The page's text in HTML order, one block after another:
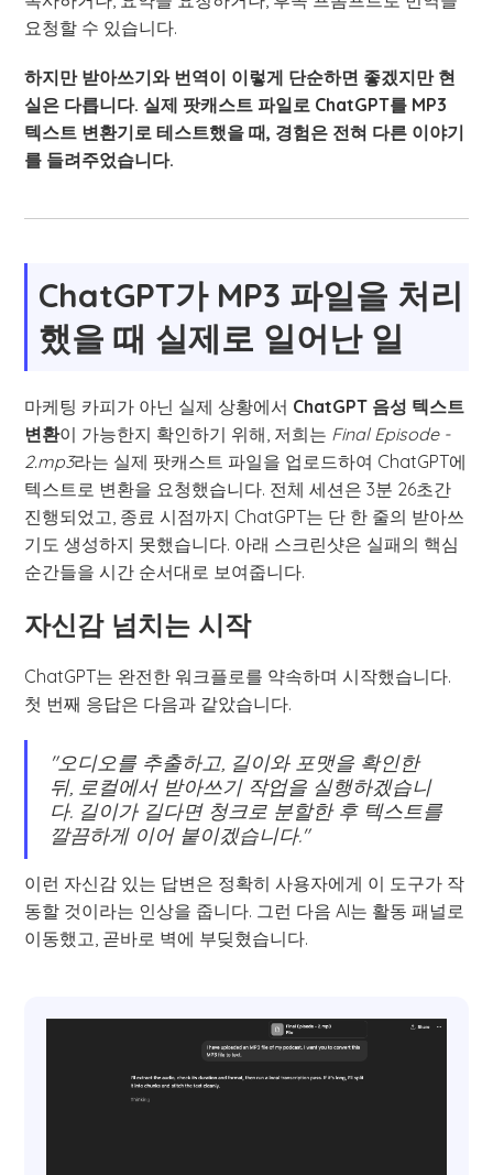
요청할 수 있습니다.
하지만 받아쓰기와 번역이 이렇게 단순하면 좋겠지만 현
실은 다릅니다. 실제 팟캐스트 파일로 ChatGPT를 MP3
텍스트 변환기로 테스트했을 때, 경험은 전혀 다른 이야기
를 들려주었습니다.
ChatGPT가 MP3 파일을 처리
했을 때 실제로 일어난 일
마케팅 카피가 아닌 실제 상황에서 ChatGPT 음성 텍스트
변환이 가능한지 확인하기 위해, 저희는 Final Episode -
2.mp3라는 실제 팟캐스트 파일을 업로드하여 ChatGPT에
텍스트로 변환을 요청했습니다. 전체 세션은 3분 26초간
진행되었고, 종료 시점까지 ChatGPT는 단 한 줄의 받아쓰
기도 생성하지 못했습니다. 아래 스크린샷은 실패의 핵심
순간들을 시간 순서대로 보여줍니다.
자신감 넘치는 시작
ChatGPT는 완전한 워크플로를 약속하며 시작했습니다.
첫 번째 응답은 다음과 같았습니다.
"오디오를 추출하고, 길이와 포맷을 확인한
뒤, 로컬에서 받아쓰기 작업을 실행하겠습니
다. 길이가 길다면 청크로 분할한 후 텍스트를
깔끔하게 이어 붙이겠습니다."
이런 자신감 있는 답변은 정확히 사용자에게 이 도구가 작
동할 것이라는 인상을 줍니다. 그런 다음 AI는 활동 패널로
이동했고, 곧바로 벽에 부딪혔습니다.